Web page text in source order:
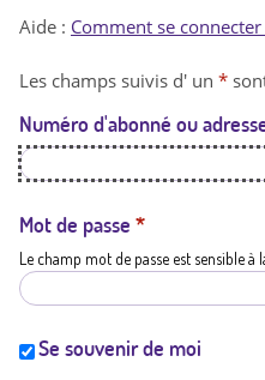
t
a
t
i
Aide : Comment se connecter
Les champs suivis d' un *
Numéro d'abonné ou
Mot de passe *
Le champ mot de passe est sensible
Se souvenir de moi